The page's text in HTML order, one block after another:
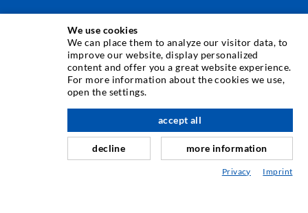
TECHNIQUE D'INJECTION
Injection de fissures
Etanchéification horizontale
Injection de voile/maçonnerie
Assainissement de joint
Génie minier & Construction des tunnels
à l'étage
We use cookies
We can place them to analyze our visitor data, to
improve our website, display personalized
content and offer you a great website experience.
For more information about the cookies we use,
open the settings.
decline
accept all
more information
Privacy Imprint